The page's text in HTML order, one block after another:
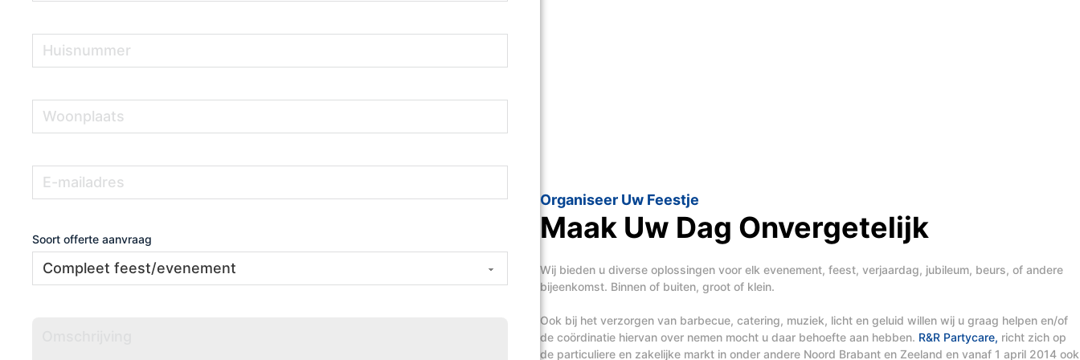
mailadres
Soort offerte aanvraag
Organiseer Uw Feestje
Maak Uw Dag Onvergetelijk
Wij bieden u diverse oplossingen voor elk evenement, feest, verjaardag, jubileum, beurs, of andere
bijeenkomst. Binnen of buiten, groot of klein.
Ook bij het verzorgen van barbecue, catering, muziek, licht en geluid willen wij u graag helpen en/of
de coördinatie hiervan over nemen mocht u daar behoefte aan hebben. R&R Partycare, richt zich op
de particuliere en zakelijke markt in onder andere Noord Brabant en Zeeland en vanaf 1 april 2014 ook